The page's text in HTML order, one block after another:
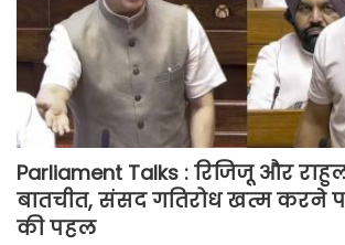
Parliament Talks : रिजिजू और
बातचीत, संसद गतिरोध खत्म करने
की पहल